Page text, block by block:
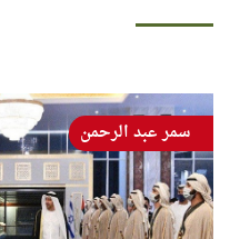
سمر عبد الرحمن